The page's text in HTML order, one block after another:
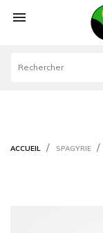

ACCUEIL SPAGYRIE